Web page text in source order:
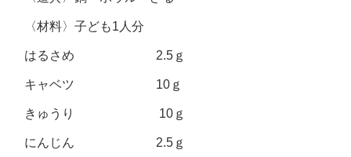
〈材料〉子ども1人分
はるさめ 2.5ｇ
キャベツ 10ｇ
きゅうり 10ｇ
にんじん 2.5ｇ